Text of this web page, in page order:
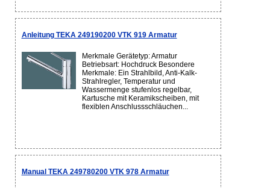
Anleitung TEKA 249190200 VTK 919 Armatur
Merkmale Gerätetyp: Armatur
Betriebsart: Hochdruck Besondere
Merkmale: Ein Strahlbild, Anti-Kalk-
Strahlregler, Temperatur und
Wassermenge stufenlos regelbar,
Kartusche mit Keramikscheiben, mit
flexiblen Anschlussschläuchen...
Manual TEKA 249780200 VTK 978 Armatur